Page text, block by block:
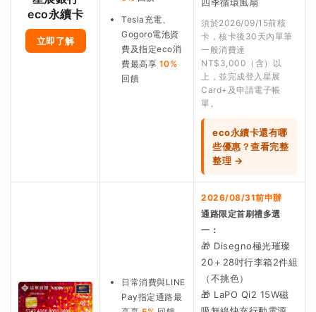
eco永續卡
立即了解
Tesla充電、
Gogoro電池資
費及指定eco消
費最高享 10%
回饋
須於2026/09/15前核
卡，核卡後30天內單筆
一般消費達
NT$3,000（含）以
上，並完成登入星展
Card+及申請電子帳
單。
eco永續卡還有哪
些優惠？查看完整
整理 →
日常消費與LINE
Pay指定通路最
2026/08/31前申辦
通路限定首刷禮多選
一：
🎁 Disegno極光璀璨
20＋28吋行李箱2件組
（不挑色）
🎁 LaPO Qi2 15W磁